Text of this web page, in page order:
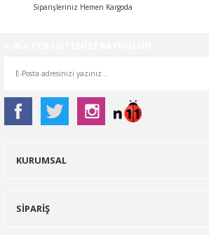
Siparişleriniz Hemen Kargoda
KURUMSAL
SİPARİŞ